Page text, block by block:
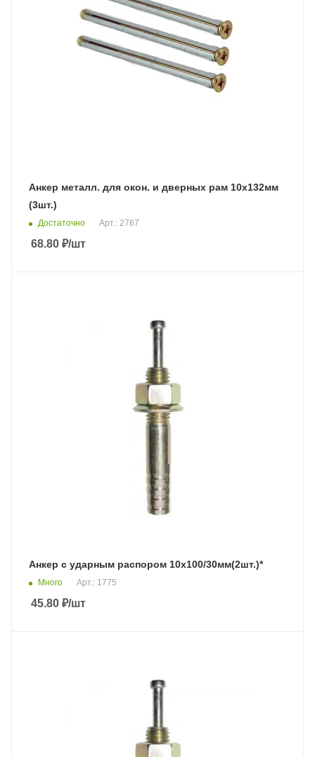
Анкер металл. для окон. и дверных рам 10х132мм
(3шт.)
Достаточно Арт.: 2767
68.80 ₽/шт
Анкер с ударным распором 10х100/30мм(2шт.)*
Много Арт.: 1775
45.80 ₽/шт